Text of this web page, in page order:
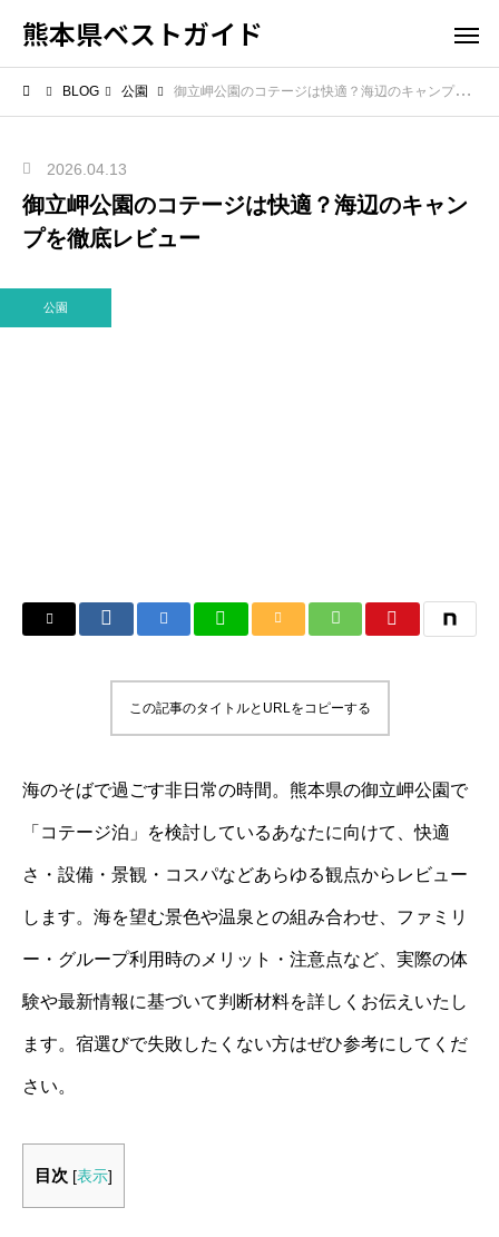
熊本県ベストガイド
BLOG 公園 御立岬公園のコテージは快適？海辺のキャンプを徹底レビュー
2026.04.13
御立岬公園のコテージは快適？海辺のキャン
プを徹底レビュー
公園
この記事のタイトルとURLをコピーする
海のそばで過ごす非日常の時間。熊本県の御立岬公園で
「コテージ泊」を検討しているあなたに向けて、快適
さ・設備・景観・コスパなどあらゆる観点からレビュー
します。海を望む景色や温泉との組み合わせ、ファミリ
ー・グループ利用時のメリット・注意点など、実際の体
験や最新情報に基づいて判断材料を詳しくお伝えいたし
ます。宿選びで失敗したくない方はぜひ参考にしてくだ
さい。
目次 [表示]